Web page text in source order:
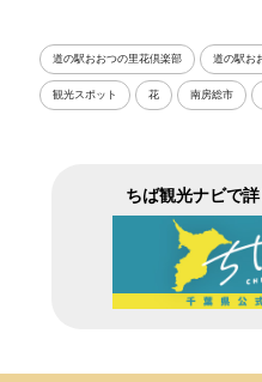
道の駅おおつの里花倶楽部 道の駅お
観光スポット 花 南房総市
ちば観光ナビで